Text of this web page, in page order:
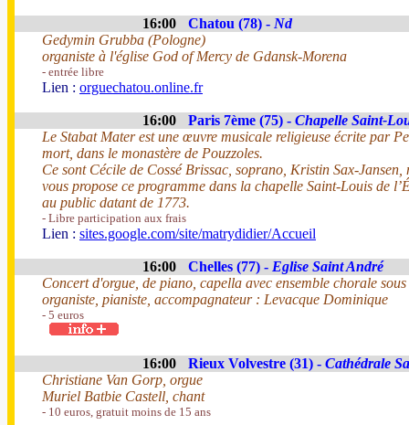
16:00 Chatou (78) - Nd
Gedymin Grubba (Pologne)
organiste à l'église God of Mercy de Gdansk-Morena
- entrée libre
Lien : orguechatou.online.fr
16:00 Paris 7ème (75) - Chapelle Saint-
Le Stabat Mater est une œuvre musicale religieuse écrite par
mort, dans le monastère de Pouzzoles.
Ce sont Cécile de Cossé Brissac, soprano, Kristin Sax-
vous propose ce programme dans la chapelle Saint-Louis de
au public datant de 1773.
- Libre participation aux frais
Lien : sites.google.com/site/matrydidier/Accueil
16:00 Chelles (77) - Eglise Saint André
Concert d'orgue, de piano, capella avec ensemble chorale
organiste, pianiste, accompagnateur : Levacque Dominique
- 5 euros
16:00 Rieux Volvestre (31) - Cathédrale
Christiane Van Gorp, orgue
Muriel Batbie Castell, chant
- 10 euros, gratuit moins de 15 ans